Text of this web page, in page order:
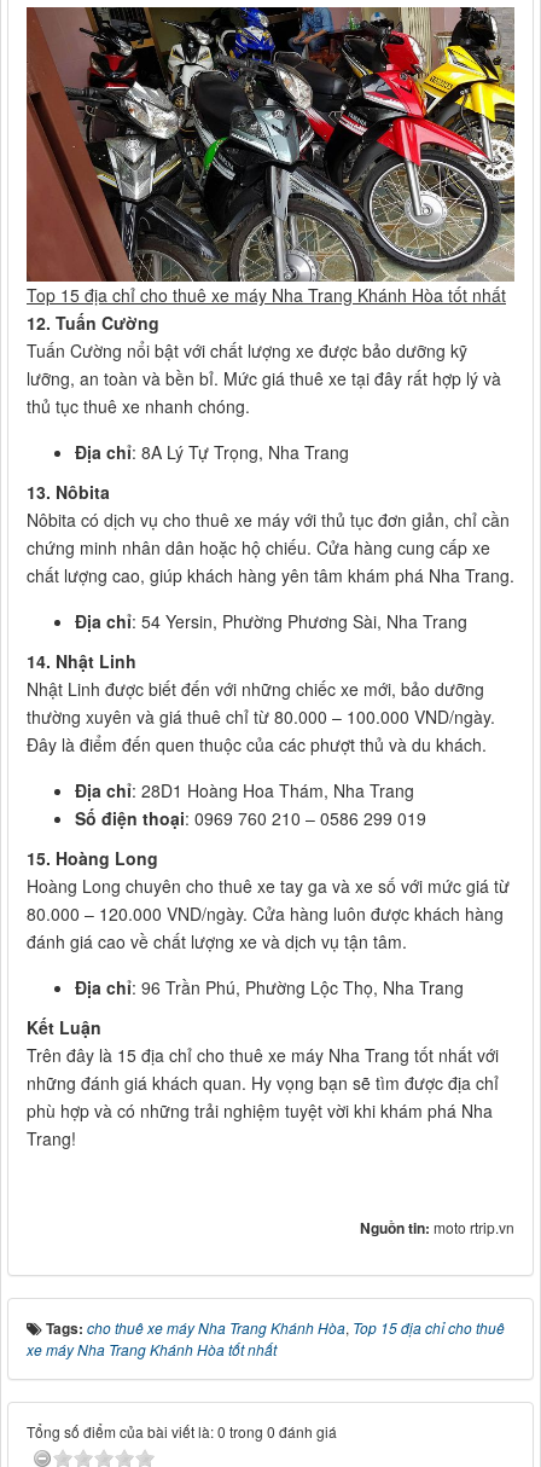
Top 15 địa chỉ cho thuê xe máy Nha Trang Khánh Hòa tốt nhất
12. Tuấn Cường
Tuấn Cường nổi bật với chất lượng xe được bảo dưỡng kỹ
lưỡng, an toàn và bền bỉ. Mức giá thuê xe tại đây rất hợp lý và
thủ tục thuê xe nhanh chóng.
Địa chỉ: 8A Lý Tự Trọng, Nha Trang
13. Nôbita
Nôbita có dịch vụ cho thuê xe máy với thủ tục đơn giản, chỉ cần
chứng minh nhân dân hoặc hộ chiếu. Cửa hàng cung cấp xe
chất lượng cao, giúp khách hàng yên tâm khám phá Nha Trang.
Địa chỉ: 54 Yersin, Phường Phương Sài, Nha Trang
14. Nhật Linh
Nhật Linh được biết đến với những chiếc xe mới, bảo dưỡng
thường xuyên và giá thuê chỉ từ 80.000 – 100.000 VND/ngày.
Đây là điểm đến quen thuộc của các phượt thủ và du khách.
Địa chỉ: 28D1 Hoàng Hoa Thám, Nha Trang
Số điện thoại: 0969 760 210 – 0586 299 019
15. Hoàng Long
Hoàng Long chuyên cho thuê xe tay ga và xe số với mức giá từ
80.000 – 120.000 VND/ngày. Cửa hàng luôn được khách hàng
đánh giá cao về chất lượng xe và dịch vụ tận tâm.
Địa chỉ: 96 Trần Phú, Phường Lộc Thọ, Nha Trang
Kết Luận
Trên đây là 15 địa chỉ cho thuê xe máy Nha Trang tốt nhất với
những đánh giá khách quan. Hy vọng bạn sẽ tìm được địa chỉ
phù hợp và có những trải nghiệm tuyệt vời khi khám phá Nha
Trang!
Nguồn tin: moto rtrip.vn
Tags: cho thuê xe máy Nha Trang Khánh Hòa, Top 15 địa chỉ cho thuê
xe máy Nha Trang Khánh Hòa tốt nhất
Tổng số điểm của bài viết là: 0 trong 0 đánh giá